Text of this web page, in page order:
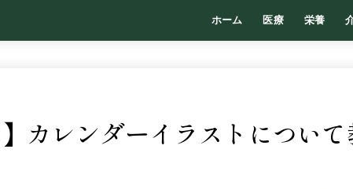
ホーム 医療 栄養
】カレンダーイラストについ